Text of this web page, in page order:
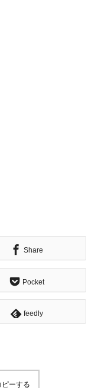
Share
Pocket
feedly
ーする